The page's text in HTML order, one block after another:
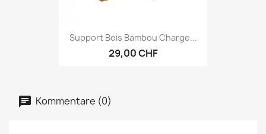
Support Bois Bambou Charge...
29,00 CHF
Kommentare (0)